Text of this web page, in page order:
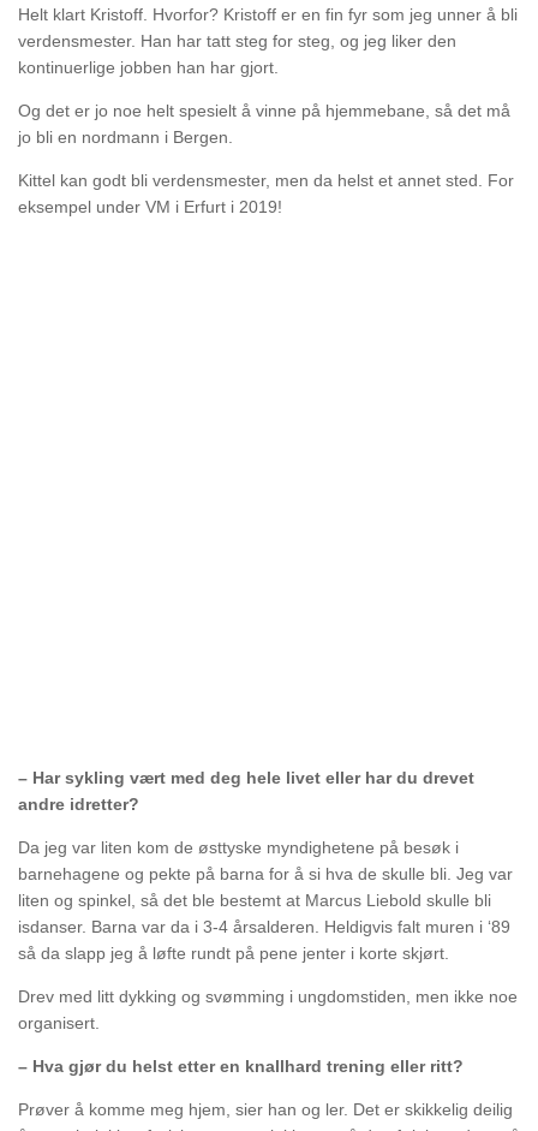
Helt klart Kristoff. Hvorfor? Kristoff er en fin fyr som jeg unner å bli
verdensmester. Han har tatt steg for steg, og jeg liker den
kontinuerlige jobben han har gjort.
Og det er jo noe helt spesielt å vinne på hjemmebane, så det må
jo bli en nordmann i Bergen.
Kittel kan godt bli verdensmester, men da helst et annet sted. For
eksempel under VM i Erfurt i 2019!
– Har sykling vært med deg hele livet eller har du drevet
andre idretter?
Da jeg var liten kom de østtyske myndighetene på besøk i
barnehagene og pekte på barna for å si hva de skulle bli. Jeg var
liten og spinkel, så det ble bestemt at Marcus Liebold skulle bli
isdanser. Barna var da i 3-4 årsalderen. Heldigvis falt muren i ‘89
så da slapp jeg å løfte rundt på pene jenter i korte skjørt.
Drev med litt dykking og svømming i ungdomstiden, men ikke noe
organisert.
– Hva gjør du helst etter en knallhard trening eller ritt?
Prøver å komme meg hjem, sier han og ler. Det er skikkelig deilig